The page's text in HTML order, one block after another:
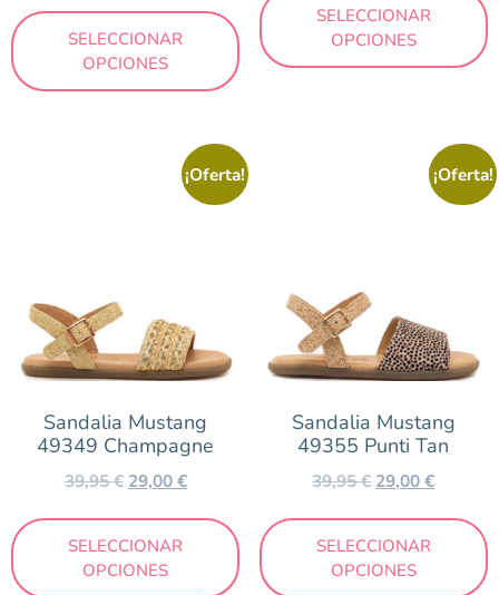
SELECCIONAR
OPCIONES
SELECCIONAR
OPCIONES
¡Oferta!
Sandalia Mustang
49349 Champagne
39,95€ 29,00€
SELECCIONAR
OPCIONES
¡Oferta!
Sandalia Mustang
49355 Punti Tan
39,95€ 29,00€
SELECCIONAR
OPCIONES